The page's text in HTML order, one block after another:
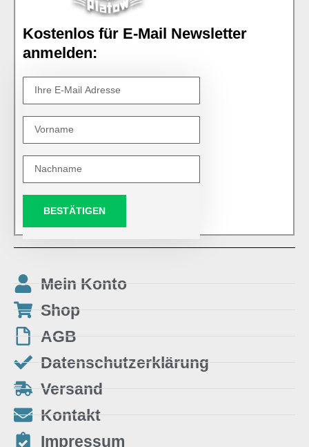
Kostenlos für E-Mail Newsletter
anmelden:
BESTÄTIGEN
Mein Konto
Shop
AGB
Datenschutzerklärung
Versand
Kontakt
Impressum